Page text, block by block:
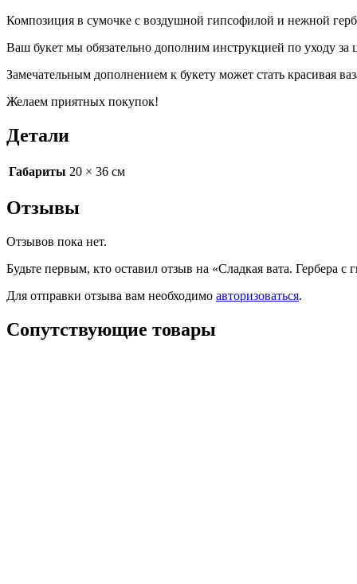
Композиция в сумочке с воздушной гипсофилой и нежной
Ваш букет мы обязательно дополним инструкцией по уходу
Замечательным дополнением к букету может стать красивая
Желаем приятных покупок!
Детали
Габариты 20 × 36 см
Отзывы
Отзывов пока нет.
Будьте первым, кто оставил отзыв на «Сладкая вата. Гербера с
Для отправки отзыва вам необходимо авторизоваться.
Сопутствующие товары